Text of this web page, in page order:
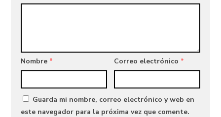
Nombre * Correo electrónico *
Guarda mi nombre, correo electrónico y web en
este navegador para la próxima vez que comente.